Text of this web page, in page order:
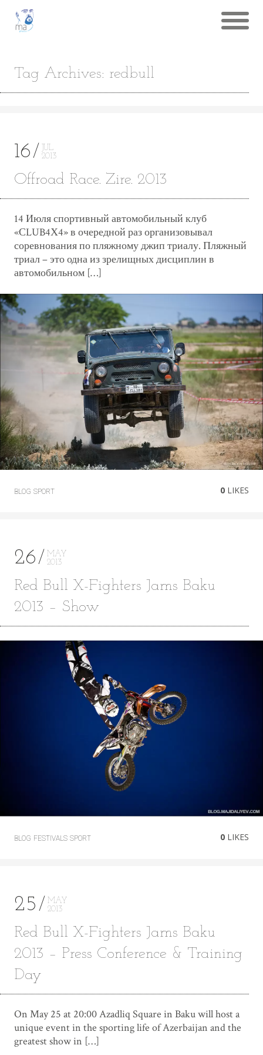
Tag Archives: redbull
16
JUL
2013
Offroad Race. Zire. 2013
14 Июля спортивный автомобильный клуб
«СLUB4Х4» в очередной раз организовывал
соревнования по пляжному джип триалу. Пляжный
триал – это одна из зрелищных дисциплин в
автомобильном […]
BLOG SPORT 0 LIKES
26
MAY
2013
Red Bull X-Fighters Jams Baku
2013 – Show
BLOG FESTIVALS SPORT 0 LIKES
25
MAY
2013
Red Bull X-Fighters Jams Baku
2013 – Press Conference & Training
Day
On May 25 at 20:00 Azadliq Square in Baku will host a
unique event in the sporting life of Azerbaijan and the
greatest show in […]